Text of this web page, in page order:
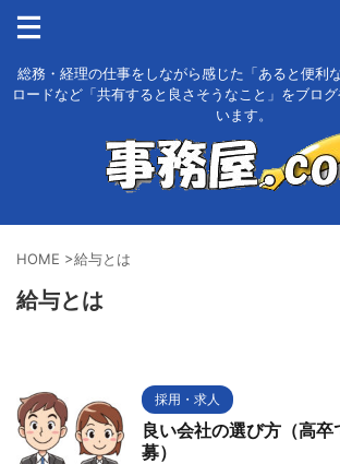
総務・経理の仕事をしながら感じた「あると便利
ロードなど「共有すると良さそうなこと」をブロ
います。
HOME >給与とは
給与とは
採用・求人
良い会社の選び方（高
募）